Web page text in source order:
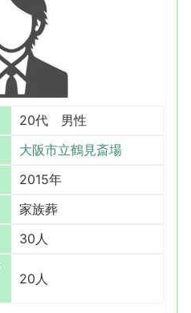
20代 男性
大阪市立鶴見斎場
2015年
家族葬
30人
20人